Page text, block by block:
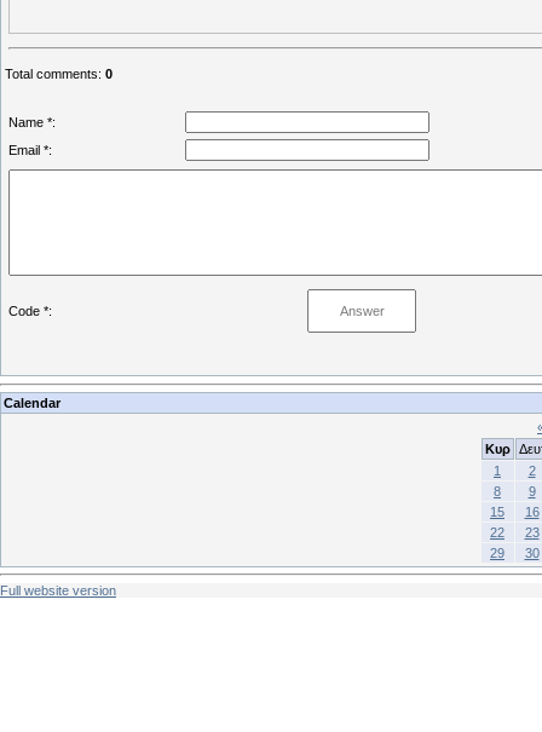
Total comments: 0
Name *:
Email *:
Code *:
Calendar
Κυρ
1
2
8
9
15
16
22
23
29
30
Full website version